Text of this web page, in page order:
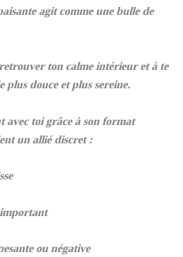
agit comme une bulle de
ton calme intérieur et à te
plus douce et plus sereine.
avec toi grâce à son format
un allié discret :
ou négative